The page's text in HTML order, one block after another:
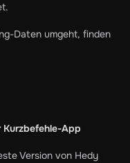
Daten umgeht, finden
App
Version von Hedy